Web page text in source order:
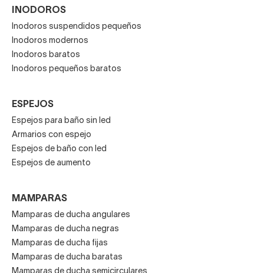
INODOROS
Inodoros suspendidos pequeños
Inodoros modernos
Inodoros baratos
Inodoros pequeños baratos
ESPEJOS
Espejos para baño sin led
Armarios con espejo
Espejos de baño con led
Espejos de aumento
MAMPARAS
Mamparas de ducha angulares
Mamparas de ducha negras
Mamparas de ducha fijas
Mamparas de ducha baratas
Mamparas de ducha semicirculares